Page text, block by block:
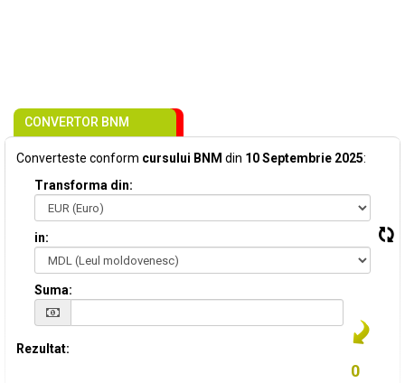
CONVERTOR BNM
Converteste conform cursului BNM din 10 Septembrie 2025:
Transforma din:
in:
Suma:
Rezultat: